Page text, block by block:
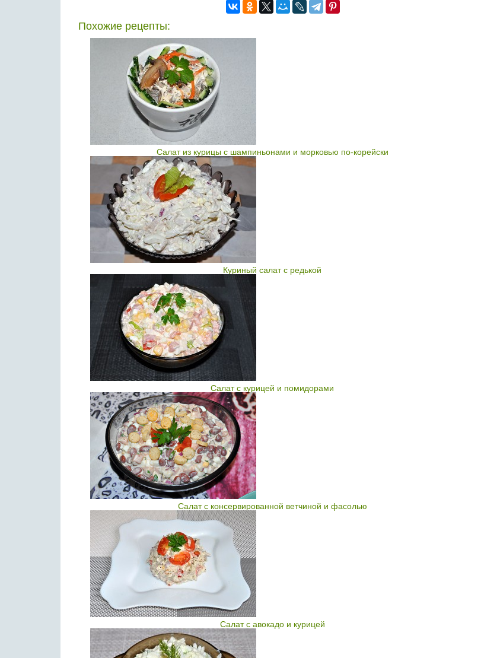
Похожие рецепты:
Салат из курицы с шампиньонами и морковью по-корейски
Куриный салат с редькой
Салат с курицей и помидорами
Салат с консервированной ветчиной и фасолью
Салат с авокадо и курицей